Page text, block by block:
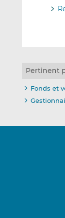
Pertinent
Fonds et